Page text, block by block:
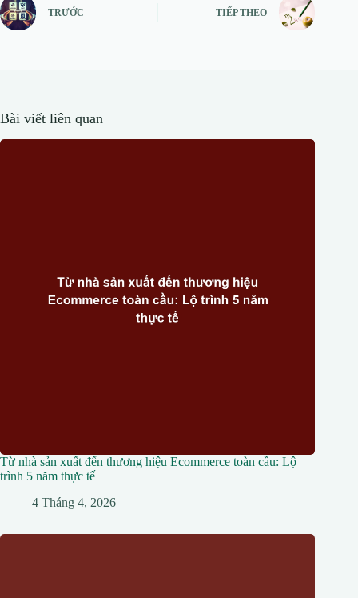
TRƯỚC TIẾP THEO
Bài viết liên quan
Từ nhà sản xuất đến thương hiệu Ecommerce toàn cầu: Lộ
trình 5 năm thực tế
4 Tháng 4, 2026